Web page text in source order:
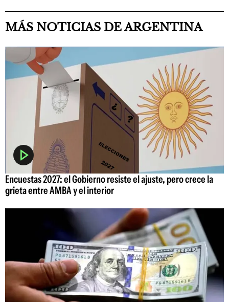
MÁS NOTICIAS DE ARGENTINA
Encuestas 2027: el Gobierno resiste el ajuste, pero crece la
grieta entre AMBA y el interior